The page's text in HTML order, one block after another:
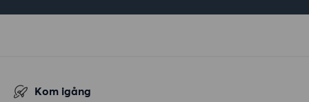
Kom igång